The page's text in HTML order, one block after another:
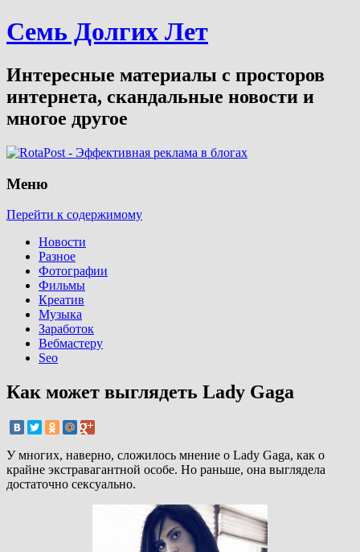
Семь Долгих Лет
Интересные материалы с просторов
интернета, скандальные новости и
многое другое
Меню
Перейти к содержимому
Новости
Разное
Фотографии
Фильмы
Креатив
Музыка
Заработок
Вебмастеру
Seo
Как может выглядеть Lady Gaga
У многих, наверно, сложилось мнение о Lady Gaga, как о
крайне экстравагантной особе. Но раньше, она выглядела
достаточно сексуально.